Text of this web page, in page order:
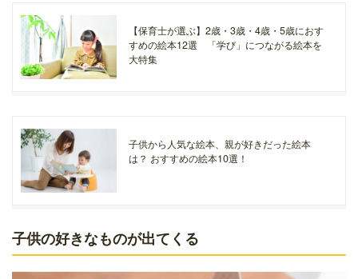
【保育士が選ぶ】2歳・3歳・4歳・5歳におす
すめの絵本12選 「学び」につながる絵本を
大特集
子供から人気な絵本、親が好きだった絵本
は？ おすすめの絵本10選！
子供の好きなものが出てくる